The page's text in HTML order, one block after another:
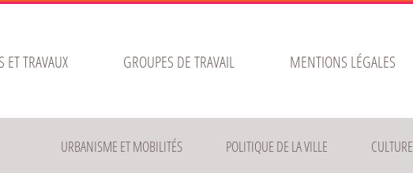
ET TRAVAUX GROUPES DE TRAVAIL MENTIONS LÉGALES
URBANISME ET MOBILITÉS POLITIQUE DE LA VILLE CULTURE